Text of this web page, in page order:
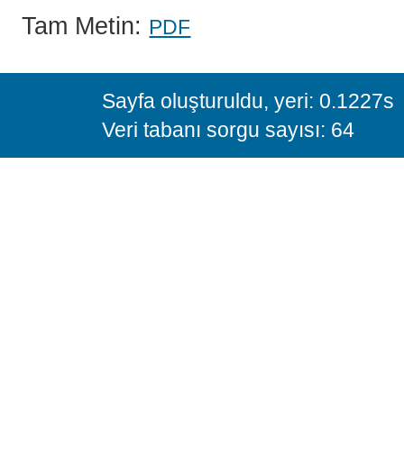
Tam Metin: PDF
Sayfa oluşturuldu, yeri: 0.1227s
Veri tabanı sorgu sayısı: 64